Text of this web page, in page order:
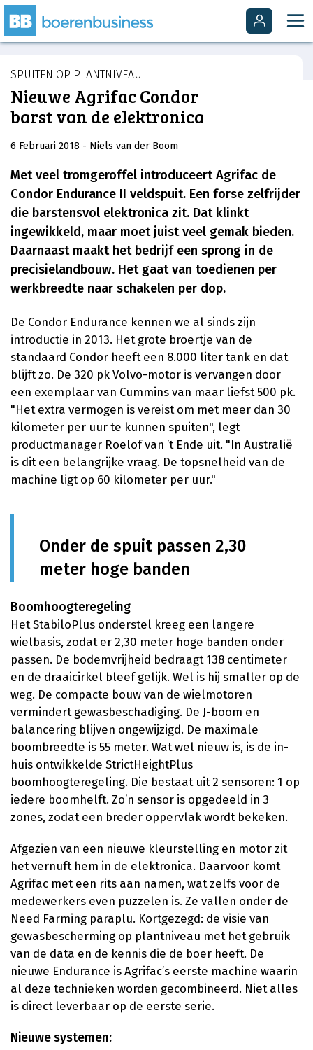
SPUITEN OP PLANTNIVEAU
Nieuwe Agrifac Condor
barst van de elektronica
6 Februari 2018 - Niels van der Boom
Met veel tromgeroffel introduceert Agrifac de
Condor Endurance II veldspuit. Een forse zelfrijder
die barstensvol elektronica zit. Dat klinkt
ingewikkeld, maar moet juist veel gemak bieden.
Daarnaast maakt het bedrijf een sprong in de
precisielandbouw. Het gaat van toedienen per
werkbreedte naar schakelen per dop.
De Condor Endurance kennen we al sinds zijn
introductie in 2013. Het grote broertje van de
standaard Condor heeft een 8.000 liter tank en dat
blijft zo. De 320 pk Volvo-motor is vervangen door
een exemplaar van Cummins van maar liefst 500 pk.
"Het extra vermogen is vereist om met meer dan 30
kilometer per uur te kunnen spuiten", legt
productmanager Roelof van ’t Ende uit. "In Australië
is dit een belangrijke vraag. De topsnelheid van de
machine ligt op 60 kilometer per uur."
Onder de spuit passen 2,30
meter hoge banden
Boomhoogteregeling
Het StabiloPlus onderstel kreeg een langere
wielbasis, zodat er 2,30 meter hoge banden onder
passen. De bodemvrijheid bedraagt 138 centimeter
en de draaicirkel bleef gelijk. Wel is hij smaller op de
weg. De compacte bouw van de wielmotoren
vermindert gewasbeschadiging. De J-boom en
balancering blijven ongewijzigd. De maximale
boombreedte is 55 meter. Wat wel nieuw is, is de in-
huis ontwikkelde StrictHeightPlus
boomhoogteregeling. Die bestaat uit 2 sensoren: 1 op
iedere boomhelft. Zo’n sensor is opgedeeld in 3
zones, zodat een breder oppervlak wordt bekeken.
Afgezien van een nieuwe kleurstelling en motor zit
het vernuft hem in de elektronica. Daarvoor komt
Agrifac met een rits aan namen, wat zelfs voor de
medewerkers even puzzelen is. Ze vallen onder de
Need Farming paraplu. Kortgezegd: de visie van
gewasbescherming op plantniveau met het gebruik
van de data en de kennis die de boer heeft. De
nieuwe Endurance is Agrifac’s eerste machine waarin
al deze technieken worden gecombineerd. Niet alles
is direct leverbaar op de eerste serie.
Nieuwe systemen: